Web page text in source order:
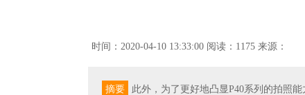
时间：2020-04-10 13:33:00 阅读：1175 来源：
摘要
此外，为了更好地凸显P40系列的拍照